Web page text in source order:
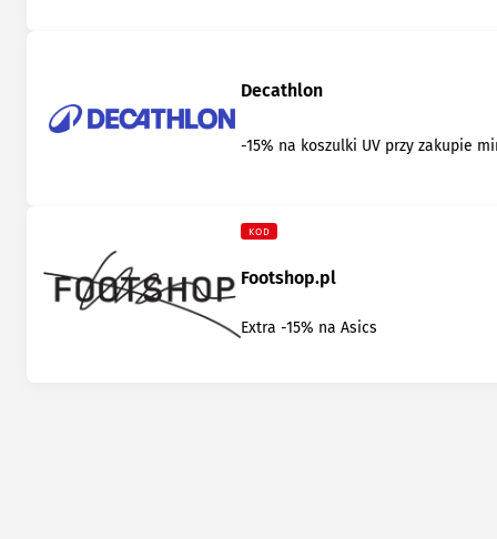
Decathlon
-15% na koszulki UV przy zakupie
KOD
Footshop.pl
Extra -15% na Asics